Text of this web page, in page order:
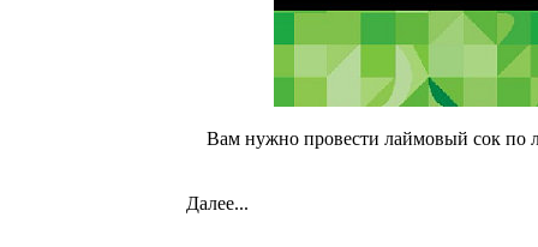
Вам нужно провести лаймовый сок по
Далее...